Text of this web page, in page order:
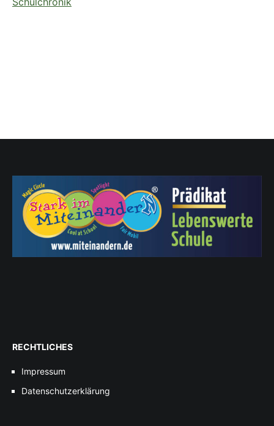
RECHTLICHES
Impressum
Datenschutzerklärung